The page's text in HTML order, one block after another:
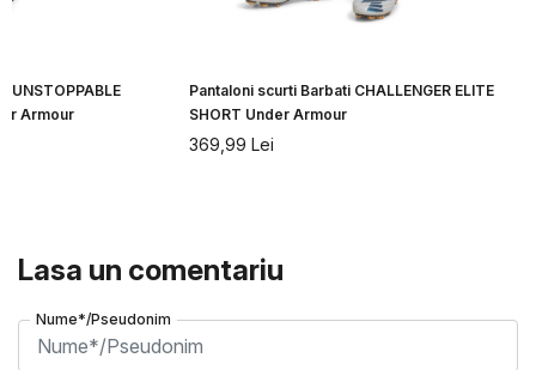
UNSTOPPABLE
Armour
Pantaloni scurti Barbati CHALLENGER ELITE
SHORT Under Armour
369,99 Lei
Lasa un comentariu
Nume*/Pseudonim